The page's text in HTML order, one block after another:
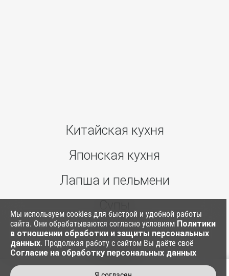
Китайская кухня
Японская кухня
Лапша и пельмени
Ким Паб
Соусы
Мы используем cookies для быстрой и удобной работы
сайта. Они обрабатываются согласно условиям Политики
в отношении обработки и защиты персональных
данных. Продолжая работу с сайтом Вы даёте своё
Согласие на обработку персональных данных